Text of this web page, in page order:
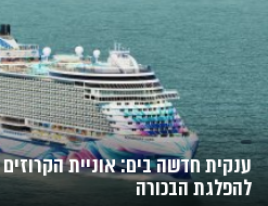
להפלגת הבכורה